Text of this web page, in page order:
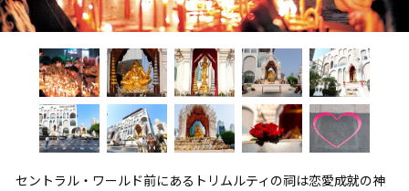
セントラル・ワールド前にあるトリムルティの祠は恋愛成就の神